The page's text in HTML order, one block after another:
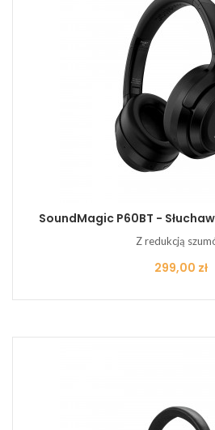
SoundMagic P60BT -
Z redukcją
Cena
299,00 zł